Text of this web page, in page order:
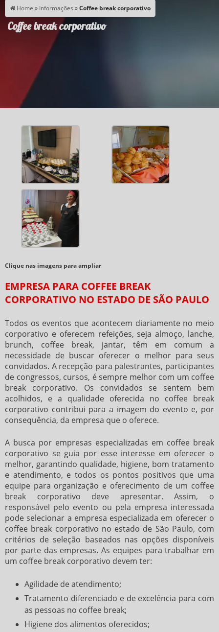
Home » Informações »Coffee break corporativo
Coffee break corporativo
Clique nas imagens para ampliar
EMPRESA PARA COFFEE BREAK
CORPORATIVO NO ESTADO DE SÃO PAULO
Todos os eventos que acontecem diariamente no meio
corporativo e oferecem refeições, seja almoço, lanche,
brunch, coffee break, jantar, têm em comum a
necessidade de buscar oferecer o melhor para seus
convidados. A recepção para palestrantes, participantes
de congressos, cursos, é sempre melhor com um coffee
break corporativo. Os convidados se sentem bem
acolhidos, e a qualidade oferecida no coffee break
corporativo contribui para a imagem do evento e, por
consequência, da empresa que o oferece.
A busca por empresas especializadas em coffee break
corporativo se guia por esse interesse em oferecer o
melhor, garantindo qualidade, higiene, bom tratamento
e atendimento, e todos os pontos positivos que uma
equipe para organização e oferecimento de um coffee
break corporativo deve apresentar. Assim, o
responsável pelo evento ou pela empresa interessada
pode selecionar a empresa especializada em oferecer o
coffee break corporativo no estado de São Paulo, com
critérios de seleção baseados nas opções disponíveis
por parte das empresas. As equipes para trabalhar em
um coffee break corporativo devem ter:
Agilidade de atendimento;
Tratamento diferenciado e de excelência para com
as pessoas no coffee break;
Higiene dos alimentos oferecidos;